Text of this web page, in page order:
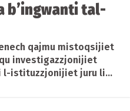
b’ingwanti tal-
qajmu mistoqsijiet
investigazzjonijiet
l-istituzzjonijiet juru li...